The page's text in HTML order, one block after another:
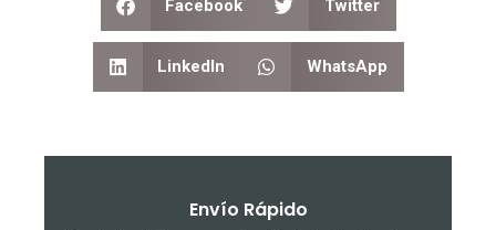
Facebook Twitter
LinkedIn WhatsApp
Envío Rápido